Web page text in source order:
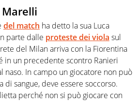
del match ha detto la sua Luca
parte dalle proteste dei viola sul
del Milan arriva con la Fiorentina
in un precedente scontro Ranieri
naso. In campo un giocatore non può
di sangue, deve essere soccorso.
perché non si può giocare con